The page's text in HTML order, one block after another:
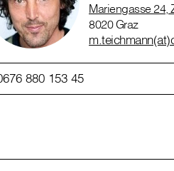
Mariengasse 24,
8020 Graz
880 153 45